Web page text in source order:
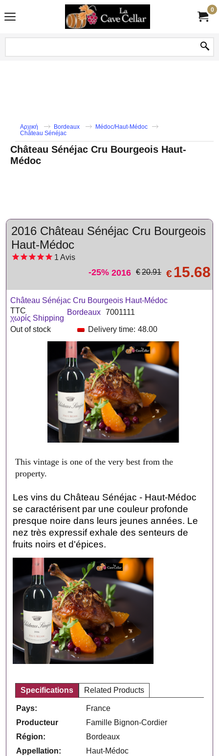
0
Αρχική Bordeaux
Médoc/Haut-Médoc
Château Sénéjac
Château Sénéjac Cru Bourgeois Haut-
Médoc
2016 Château Sénéjac Cru Bourgeois
Haut-Médoc
1 Avis
-25% 2016 €20.91 € 15.68
Château Sénéjac Cru Bourgeois Haut-Médoc
Bordeaux 7001111
TTC
χωρίς Shipping
Delivery time: 48.00
Out of stock
This vintage is one of the very best from the
property.
Les vins du Château Sénéjac - Haut-Médoc
se caractérisent par une couleur profonde
presque noire dans leurs jeunes années. Le
nez très expressif exhale des senteurs de
fruits noirs et d'épices.
Specifications Related Products
Pays:
France
Producteur
Famille Bignon-Cordier
Région:
Bordeaux
Appellation:
Haut-Médoc